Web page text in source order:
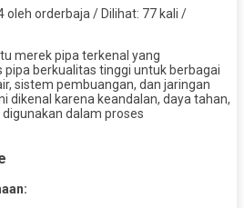
oleh orderbaja / Dilihat: 77 kali /
merek pipa terkenal yang
berkualitas tinggi untuk berbagai
sistem pembuangan, dan jaringan
dikenal karena keandalan, daya tahan,
dalam proses